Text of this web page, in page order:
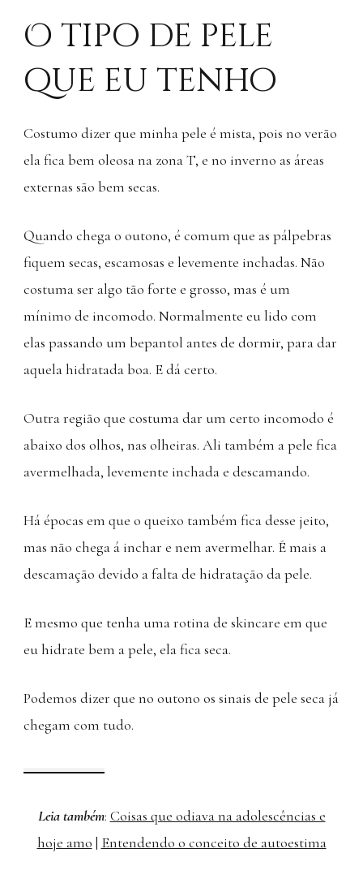
O tipo de pele
que eu tenho
Costumo dizer que minha pele é mista, pois no verão
ela fica bem oleosa na zona T, e no inverno as áreas
externas são bem secas.
Quando chega o outono, é comum que as pálpebras
fiquem secas, escamosas e levemente inchadas. Não
costuma ser algo tão forte e grosso, mas é um
mínimo de incomodo. Normalmente eu lido com
elas passando um bepantol antes de dormir, para dar
aquela hidratada boa. E dá certo.
Outra região que costuma dar um certo incomodo é
abaixo dos olhos, nas olheiras. Ali também a pele fica
avermelhada, levemente inchada e descamando.
Há épocas em que o queixo também fica desse jeito,
mas não chega á inchar e nem avermelhar. É mais a
descamação devido a falta de hidratação da pele.
E mesmo que tenha uma rotina de skincare em que
eu hidrate bem a pele, ela fica seca.
Podemos dizer que no outono os sinais de pele seca já
chegam com tudo.
Leia também: Coisas que odiava na adolescências e
hoje amo | Entendendo o conceito de autoestima